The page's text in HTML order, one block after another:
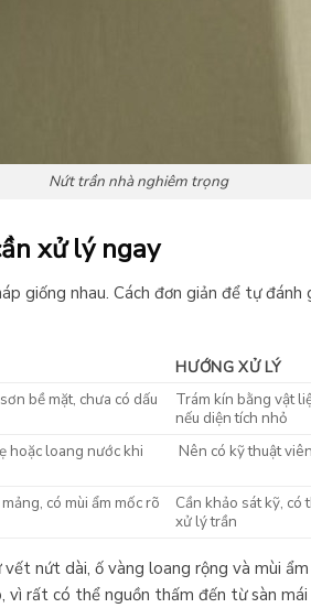
Nứt trần nhà nghiêm trọng
xử lý ngay
giống nhau. Cách đơn giản để tự
HƯỚNG XỬ LÝ
bề mặt, chưa có dấu
Trám kín bằng vật
nếu diện tích nhỏ
hoặc loang nước khi
Nên có kỹ thuật
có mùi ẩm mốc rõ
Cần khảo sát kỹ,
xử lý trần
nứt dài, ố vàng loang rộng và mùi
rất có thể nguồn thấm đến từ sàn